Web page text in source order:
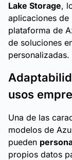
Lake Storage,
aplicaciones de
plataforma de
de soluciones
personalizadas.
usos
Una de las
modelos de
pueden
propios datos